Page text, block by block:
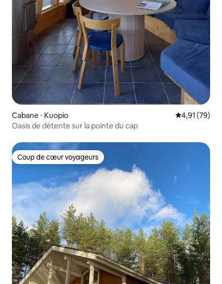
Cabane ⋅ Kuopio Évaluation
4,91 (79)
Oasis de détente sur la pointe du cap
Coup de cœur voyageurs
Coup de cœur voyageurs